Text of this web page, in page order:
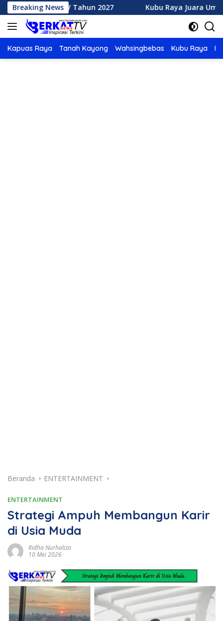
Langsung
ke
konten
Breaking News
XXXV Tahun 2027 Kubu Raya Juara Umum MTQ
Kapuas Raya Tanah Kayong Wahsingbebas Kubu Raya
Beranda ENTERTAINMENT
ENTERTAINMENT
Strategi Ampuh Membangun Karir
di Usia Muda
Ridha Nurhaliza
10 Mei 2026